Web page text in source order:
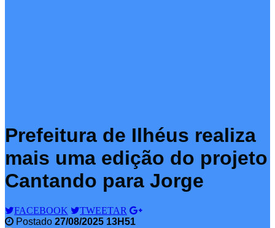
Prefeitura de Ilhéus realiza
mais uma edição do projeto
Cantando para Jorge
FACEBOOK
TWEETAR
Postado 27/08/2025 13H51